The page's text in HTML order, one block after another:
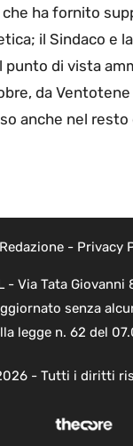
ha fornito
il Sindaco e
punto di vista
da
anche nel resto
Redazione- Privacy
Via Tata
senza
legge n. 62 del
- Tutti i diritti